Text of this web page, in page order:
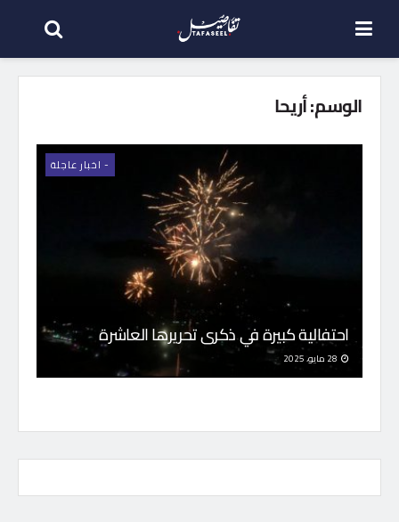
الوسم:أريحا
- اخبار عاجلة
احتفالية كبيرة في ذكرى تحريرها العاشرة